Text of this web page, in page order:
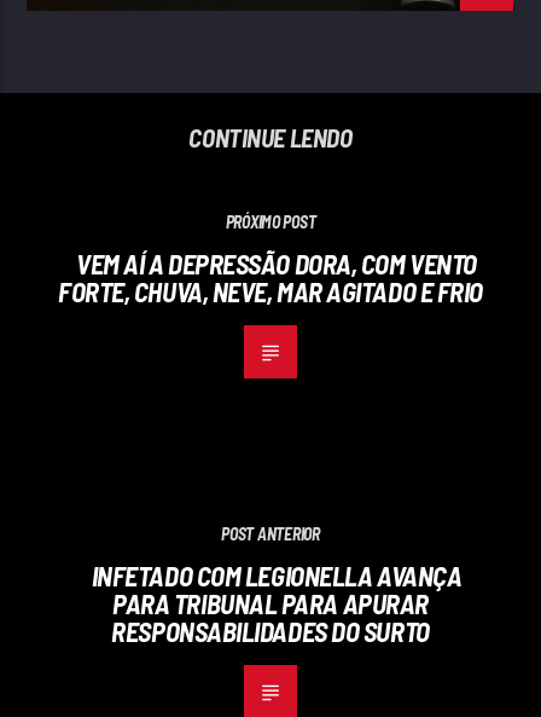
CONTINUE LENDO
PRÓXIMO POST
VEM AÍ A DEPRESSÃO DORA, COM VENTO
FORTE, CHUVA, NEVE, MAR AGITADO E FRIO
POST ANTERIOR
INFETADO COM LEGIONELLA AVANÇA
PARA TRIBUNAL PARA APURAR
RESPONSABILIDADES DO SURTO